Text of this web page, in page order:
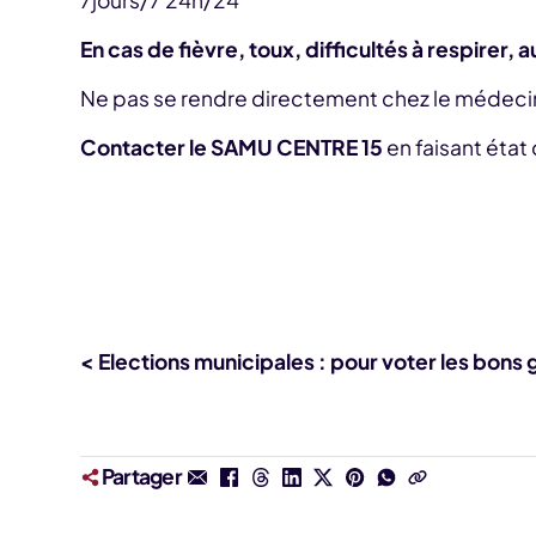
En cas de fièvre, toux, difficultés à respirer,
Ne pas se rendre directement chez le
Contacter le SAMU CENTRE 15 en faisant état
< Elections municipales : pour voter les bons
Partager